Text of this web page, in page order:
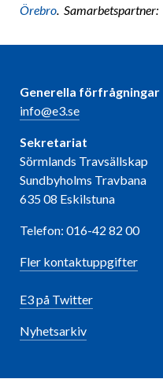
Örebro. Samarbetspartner:
Generella förfrågningar
info@e3.se
Sekretariat
Sörmlands Travsällskap
Sundbyholms Travbana
635 08 Eskilstuna
Telefon: 016-42 82 00
Fler kontaktuppgifter
E3 på Twitter
Nyhetsarkiv